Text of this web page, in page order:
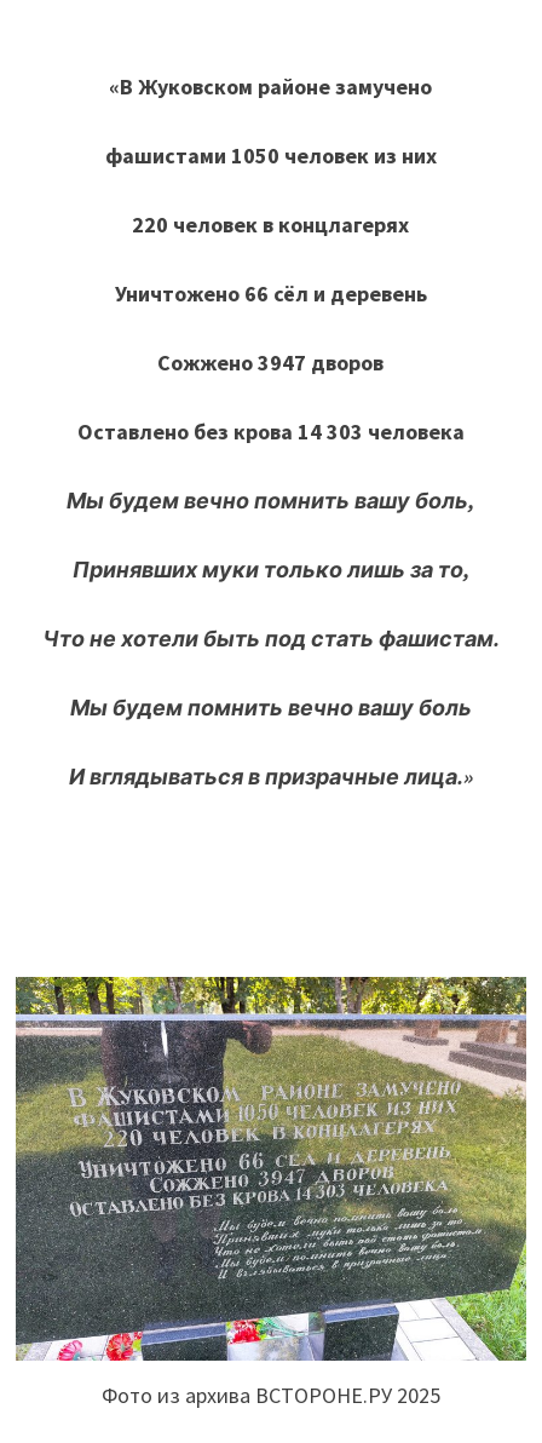
«В Жуковском районе замучено
фашистами 1050 человек из них
220 человек в концлагерях
Уничтожено 66 сёл и деревень
Сожжено 3947 дворов
Оставлено без крова 14 303 человека
Мы будем вечно помнить вашу боль,
Принявших муки только лишь за то,
Что не хотели быть под стать фашистам.
Мы будем помнить вечно вашу боль
И вглядываться в призрачные лица.»
Фото из архива ВСТОРОНЕ.РУ 2025